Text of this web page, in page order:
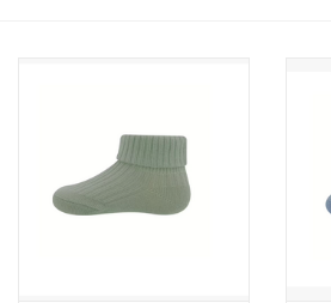
Cadeaubonnen
Merken